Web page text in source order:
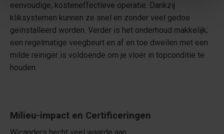
eenvoudige, kosteneffectieve operatie. Dankzij
kliksystemen kunnen ze snel en zonder veel gedoe
geïnstalleerd worden. Verder is het onderhoud makkelijk;
een regelmatige veegbeurt en af en toe dweilen met een
milde reiniger is voldoende om je vloer in topconditie te
houden.
Milieu-impact en Certificeringen